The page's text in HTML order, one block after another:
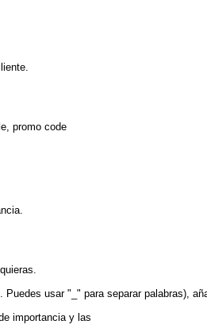
promo code
usar "_" para separar palabras),
importancia y las